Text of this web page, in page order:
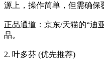
源上，操作简单，但需确保
正品通道：京东/天猫的“迪
品。
2. 叶多芬 (优先推荐)